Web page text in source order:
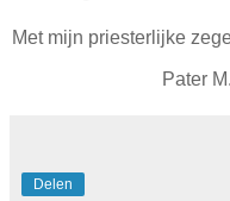
Met mijn priesterlijke
Pater
Delen